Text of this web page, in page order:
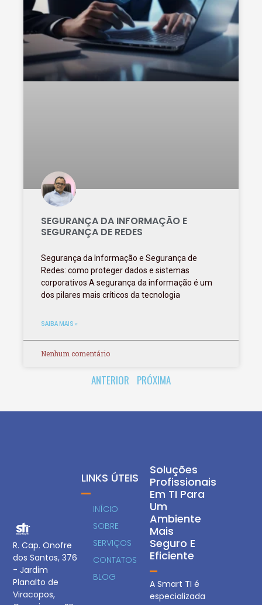
SEGURANÇA DA INFORMAÇÃO E
SEGURANÇA DE REDES
Segurança da Informação e Segurança de
Redes: como proteger dados e sistemas
corporativos A segurança da informação é um
dos pilares mais críticos da tecnologia
SAIBA MAIS »
Nenhum comentário
ANTERIOR PRÓXIMA
R. Cap. Onofre
dos Santos, 376
- Jardim
Planalto de
Viracopos,
Soluções
Profissionais
Em TI Para
Um
Ambiente
Mais
Seguro E
Eficiente
A Smart TI é
especializada
LINKS ÚTEIS
INÍCIO
SOBRE
SERVIÇOS
CONTATOS
BLOG